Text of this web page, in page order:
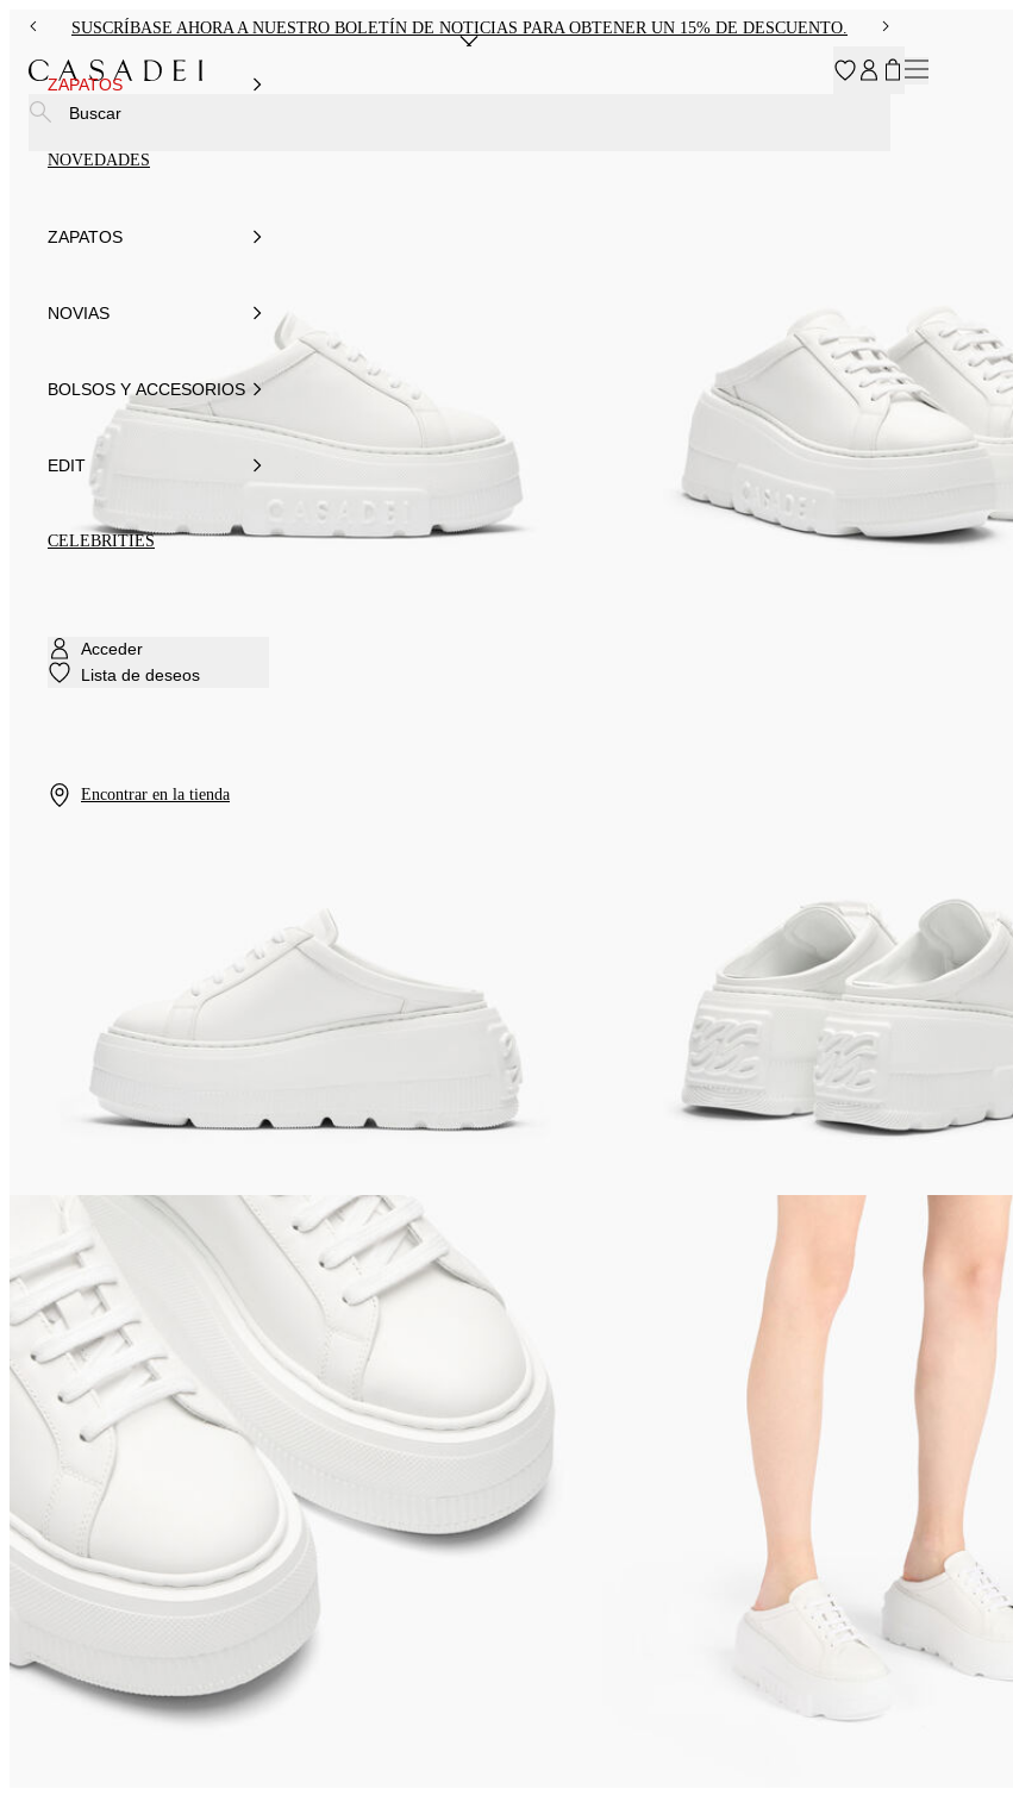
SUSCRÍBASE AHORA A NUESTRO BOLETÍN DE NOTICIAS PARA OBTENER UN 15% DE DESCUENTO.
ZAPATOS
NOVEDADES
ZAPATOS
NOVIAS
BOLSOS Y ACCESORIOS
EDIT
CELEBRITIES
Acceder
Lista de deseos
Encontrar en la tienda
Buscar